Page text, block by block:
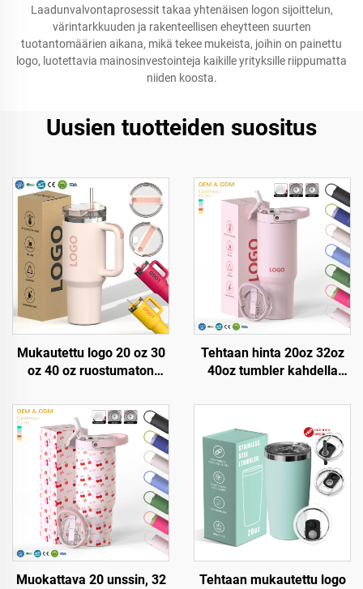
Laadunvalvontaprosessit takaa yhtenäisen logon sijoittelun,
värintarkkuuden ja rakenteellisen eheytteen suurten
tuotantomäärien aikana, mikä tekee mukeista, joihin on painettu
logo, luotettavia mainosinvestointeja kaikille yrityksille riippumatta
niiden koosta.
Uusien tuotteiden suositus
Mukautettu logo 20 oz 30
oz 40 oz ruostumaton
kaksinkertainen seinämä
tyhjiömetallimatkakuppi
20oz 30oz 40oz tölppä
kahvalla
Tehtaan hinta 20oz 32oz
40oz tumbler kahdella
eristetty kuppi
uudelleenkäytettävä
ruostumaton
Muokattava 20 unssin, 32
Tehtaan mukautettu logo